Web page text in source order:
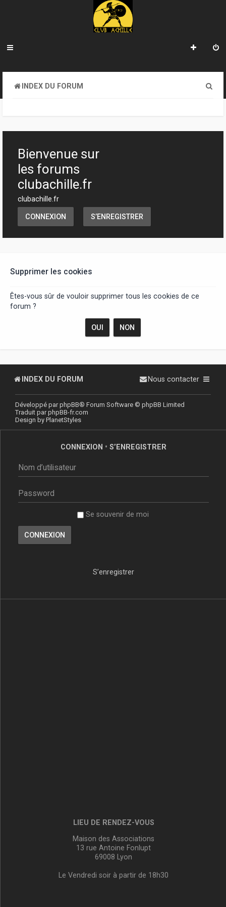
INDEX DU FORUM
h
Bienvenue sur
les forums
clubachille.fr
clubachille.fr
CONNEXION S’ENREGISTRER
Supprimer les cookies
Êtes-vous sûr de vouloir supprimer tous les cookies de ce
forum ?
INDEX DU FORUM Nous contacter
Développé parphpBB® Forum Software © phpBB Limited
Traduit parphpBB-fr.com
Design by PlanetStyles
CONNEXION • S’ENREGISTRER
Se souvenir de moi
S’enregistrer
LIEU DE RENDEZ-VOUS
Maison des Associations
13 rue Antoine Fonlupt
69008 Lyon
Le Vendredi soir à partir de 18h30